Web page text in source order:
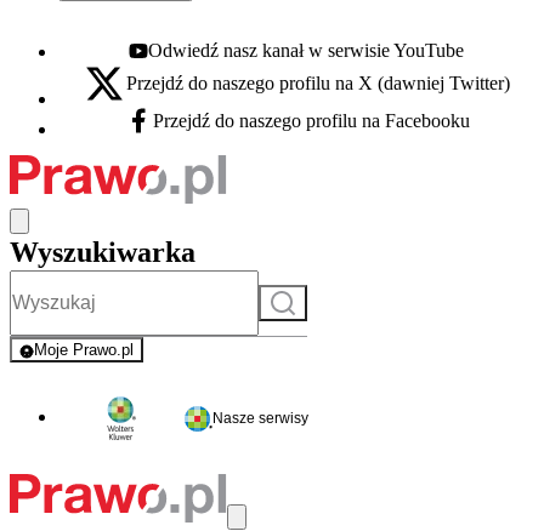
Youtube - otwiera się w nowej karcie
Odwiedź nasz kanał w serwisie YouTube
X - otwiera się w nowej karcie
Przejdź do naszego profilu na X (dawniej Twitter)
Facebook - otwiera się w nowej karcie
Przejdź do naszego profilu na Facebooku
Wyszukiwarka
Szukaj
Moje Prawo.pl
- rejestracja i logowanie do serwisu
Nasze serwisy